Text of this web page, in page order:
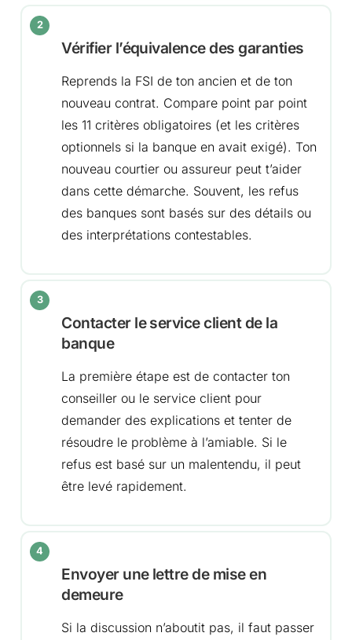
Vérifier l’équivalence des garanties
Reprends la FSI de ton ancien et de ton
nouveau contrat. Compare point par point
les 11 critères obligatoires (et les critères
optionnels si la banque en avait exigé). Ton
nouveau courtier ou assureur peut t’aider
dans cette démarche. Souvent, les refus
des banques sont basés sur des détails ou
des interprétations contestables.
Contacter le service client de la
banque
La première étape est de contacter ton
conseiller ou le service client pour
demander des explications et tenter de
résoudre le problème à l’amiable. Si le
refus est basé sur un malentendu, il peut
être levé rapidement.
Envoyer une lettre de mise en
demeure
Si la discussion n’aboutit pas, il faut passer